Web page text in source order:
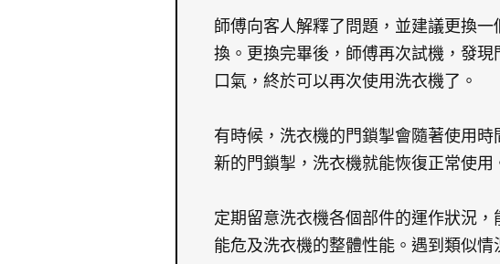
師傅向客人解釋了問題，並建議更換
換。更換完畢後，師傅再次試機，發
口氣，終於可以再次使用洗衣機了。
有時候，洗衣機的門鎖掣會隨著使用
新的門鎖掣，洗衣機就能恢復正常使用
定期留意洗衣機各個部件的運作狀況
能危及洗衣機的整體性能。遇到類似